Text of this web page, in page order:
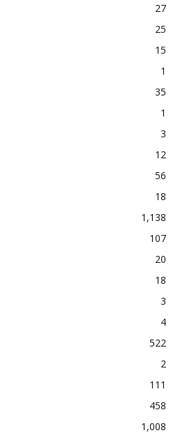
27
25
15
1
35
1
3
12
56
18
1,138
107
20
18
3
4
522
2
111
458
1,008